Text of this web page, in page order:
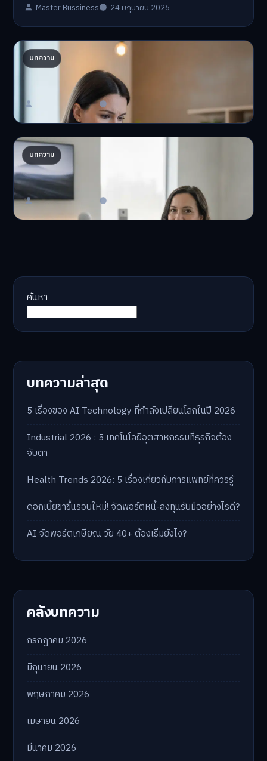
Master Bussiness 24 มิถุนายน 2026
บทความ
ปรับพอร์ตรับ ‘เงินดิจิทัล 2.0’ จัดสรรงบอย่างไรไม่
ให้พัง
'เงินดิจิทัล 2.0' มาแล…
Master Bussiness 23 มิถุนายน 2026
บทความ
AI จัดพอร์ตให้ปัง! เทรนด์ลงทุนยุคใหม่ ไม่ต้องเฝ้า
จอ
AI จัดพอร์ตให้ปัง! หมด…
Master Bussiness 23 มิถุนายน 2026
ค้นหา
บทความล่าสุด
5 เรื่องของ AI Technology ที่กำลังเปลี่ยนโลกในปี 2026
Industrial 2026 : 5 เทคโนโลยีอุตสาหกรรมที่ธุรกิจต้อง
จับตา
Health Trends 2026: 5 เรื่องเกี่ยวกับการแพทย์ที่ควรรู้
ดอกเบี้ยขาขึ้นรอบใหม่! จัดพอร์ตหนี้-ลงทุนรับมืออย่างไรดี?
AI จัดพอร์ตเกษียณ วัย 40+ ต้องเริ่มยังไง?
คลังบทความ
กรกฎาคม 2026
มิถุนายน 2026
พฤษภาคม 2026
เมษายน 2026
มีนาคม 2026